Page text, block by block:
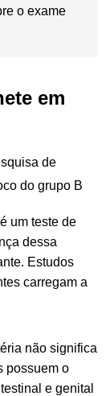
o exame
em
de
do grupo B
um teste de
dessa
Estudos
carregam a
não significa
possuem o
e genital